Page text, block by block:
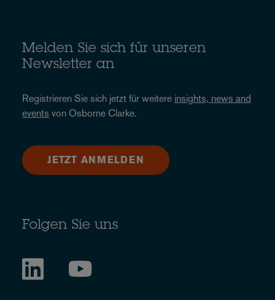
Melden Sie sich für unseren
Newsletter an
Registrieren Sie sich jetzt für weitere insights, news and
events von Osborne Clarke.
JETZT ANMELDEN
Folgen Sie uns